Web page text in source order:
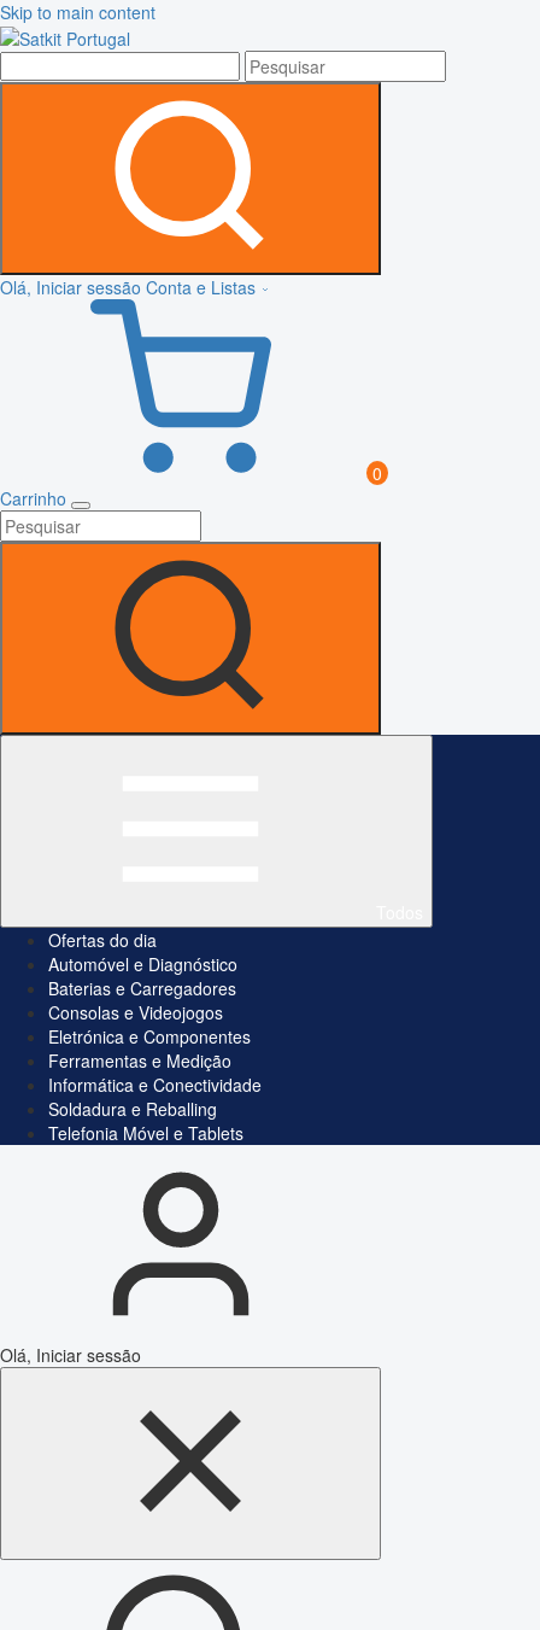
Skip to main content
Olá, Iniciar sessão Conta e Listas
0
Carrinho
Ofertas do dia
Automóvel e Diagnóstico
Baterias e Carregadores
Consolas e Videojogos
Eletrónica e Componentes
Ferramentas e Medição
Informática e Conectividade
Soldadura e Reballing
Telefonia Móvel e Tablets
Olá, Iniciar sessão